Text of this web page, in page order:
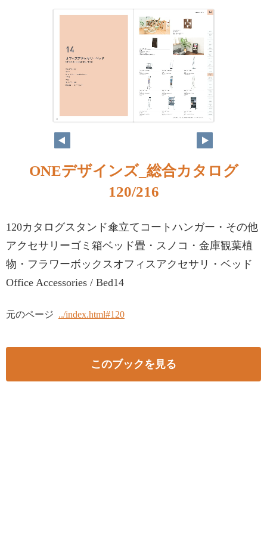
ONEデザインズ_総合カタログ
120/216
120カタログスタンド傘立てコートハンガー・その他
アクセサリーゴミ箱ベッド畳・スノコ・金庫観葉植
物・フラワーボックスオフィスアクセサリ・ベッド
Office Accessories / Bed14
元のページ ../index.html#120
このブックを見る